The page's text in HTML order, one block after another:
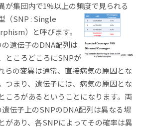
が集団内で1%以上の頻度で見られる
（SNP : Single
）と呼びます。
遺伝子のDNA配列は
ところどころにSNPが
らの変異は通常、直接病気の原因とな
つまり、遺伝子には、病気の原因とな
ころがあるということになります。両
伝子上のSNPのDNA配列は異なる場
があり、各SNPによってその確率は異